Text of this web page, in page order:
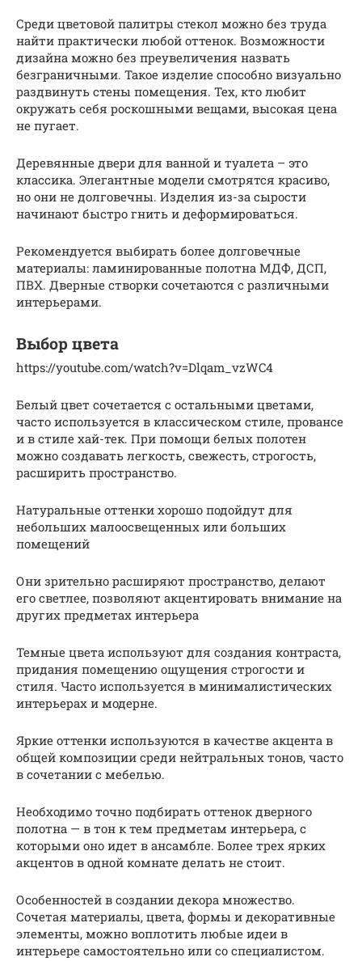
Среди цветовой палитры стекол можно без труда
найти практически любой оттенок. Возможности
дизайна можно без преувеличения назвать
безграничными. Такое изделие способно визуально
раздвинуть стены помещения. Тех, кто любит
окружать себя роскошными вещами, высокая цена
не пугает.
Деревянные двери для ванной и туалета – это
классика. Элегантные модели смотрятся красиво,
но они не долговечны. Изделия из-за сырости
начинают быстро гнить и деформироваться.
Рекомендуется выбирать более долговечные
материалы: ламинированные полотна МДФ, ДСП,
ПВХ. Дверные створки сочетаются с различными
интерьерами.
Выбор цвета
https://youtube.com/watch?v=Dlqam_vzWC4
Белый цвет сочетается с остальными цветами,
часто используется в классическом стиле, провансе
и в стиле хай-тек. При помощи белых полотен
можно создавать легкость, свежесть, строгость,
расширить пространство.
Натуральные оттенки хорошо подойдут для
небольших малоосвещенных или больших
помещений
Они зрительно расширяют пространство, делают
его светлее, позволяют акцентировать внимание на
других предметах интерьера
Темные цвета используют для создания контраста,
придания помещению ощущения строгости и
стиля. Часто используется в минималистических
интерьерах и модерне.
Яркие оттенки используются в качестве акцента в
общей композиции среди нейтральных тонов, часто
в сочетании с мебелью.
Необходимо точно подбирать оттенок дверного
полотна — в тон к тем предметам интерьера, с
которыми оно идет в ансамбле. Более трех ярких
акцентов в одной комнате делать не стоит.
Особенностей в создании декора множество.
Сочетая материалы, цвета, формы и декоративные
элементы, можно воплотить любые идеи в
интерьере самостоятельно или со специалистом.